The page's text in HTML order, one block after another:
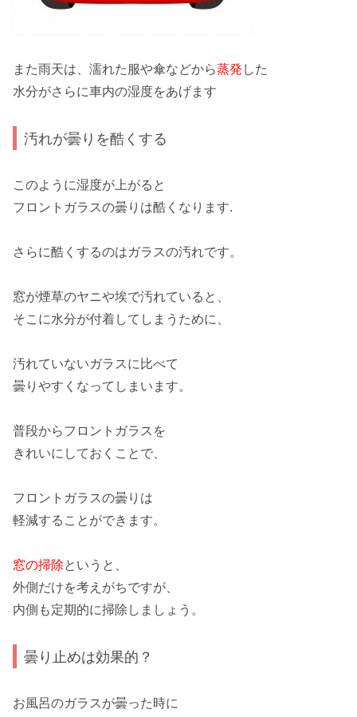
また雨天は、濡れた服や傘などから蒸発 した
水分がさらに車内の湿度をあげます
汚れが曇りを酷くする
このように湿度が上がると
フロントガラスの曇りは酷くなります.
さらに酷くするのはガラスの汚れです。
窓が煙草のヤニや埃で汚れていると、
そこに水分が付着してしまうために、
汚れていないガラスに比べて
曇りやすくなってしまいます。
普段からフロントガラス を
きれいにしておくことで、
フロントガラスの曇りは
軽減することができます。
窓の掃除というと、
外側だけを考えがちですが、
内側も定期的に掃除しましょう。
曇り止めは効果的？
お風呂のガラス が曇った時に